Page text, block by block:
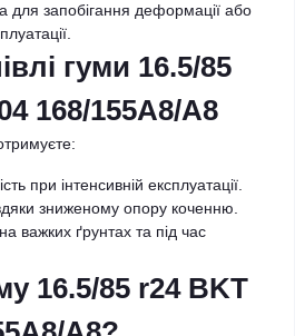
для запобігання деформації або
гуми 16.5/85
168/155A8/A8
при інтенсивній експлуатації.
зниженому опору коченню.
важких ґрунтах та під час
16.5/85 r24 BKT